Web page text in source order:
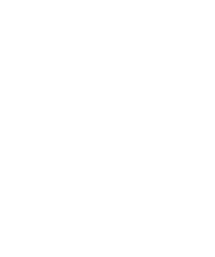
Services Cloud と統合カタ